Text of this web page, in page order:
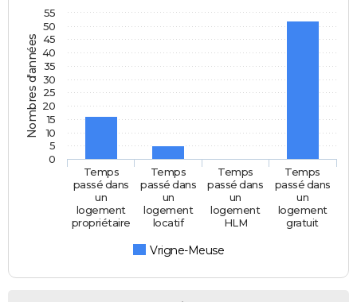
Nombres d'années
Vrigne-Meuse
Temps
passé dans
un
logement
propriétaire
Temps
passé dans
un
logement
locatif
Temps
passé dans
un
logement
HLM
Temps
passé dans
un
logement
gratuit
0
5
10
15
20
25
30
35
40
45
50
55